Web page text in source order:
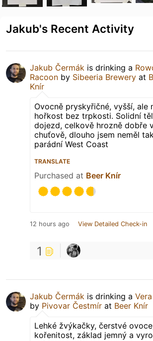
Jakub's Recent Activity
Jakub Čermák is drinking a
Racoon by Sibeeria Brewery at
Knír
Ovocně pryskyřičné, vyšší, ale
hořkost bez trpkosti. Solidní
dojezd, celkově hrozně dobře
chuťově, dlouho jsem neměl
parádní West Coast
TRANSLATE
Purchased at Beer Knír
12 hours ago View Detailed Check-in
1
Jakub Čermák is drinking a
by Pivovar Čestmír at Beer Knír
Lehké žvýkačky, čerstvé
kořenitost, základ jemný a